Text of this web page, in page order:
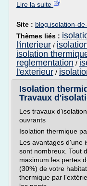
Lire la suite
Site : blog.isolation-
Thèmes liés :
l'interieur /
isolation
reglementation /
l'exterieur /
Isolation
Travaux
Les travaux
ouvrants
Isolation thermique
Les avantages d'une
sont nombreux. Tout
maximum les pertes
(30%) de votre
thermique par